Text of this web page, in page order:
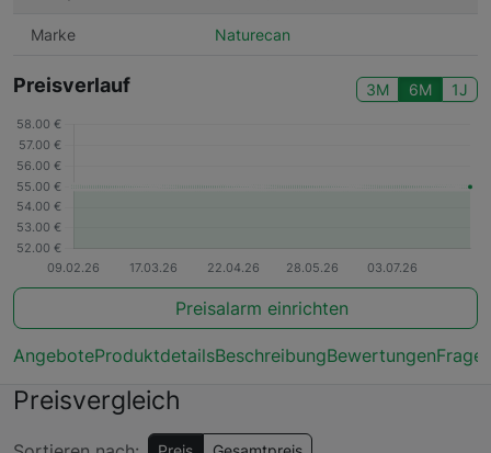
Marke Naturecan
Preisverlauf 3M 6M 1J
Preisalarm einrichten
AngeboteProduktdetailsBeschreibungBewertungen
Preisvergleich